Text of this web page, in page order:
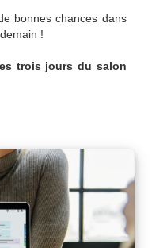
bonnes chances dans
!
trois jours du salon